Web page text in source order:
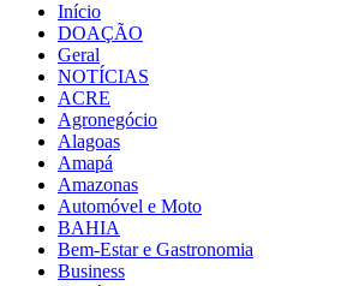
Início
DOAÇÃO
Geral
NOTÍCIAS
ACRE
Agronegócio
Alagoas
Amapá
Amazonas
Automóvel e Moto
BAHIA
Bem-Estar e Gastronomia
Business